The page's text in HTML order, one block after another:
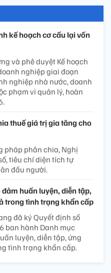
kế hoạch cơ cấu lại vốn
và phê duyệt Kế hoạch
nghiệp giai đoạn
nghiệp nhà nước, doanh
phạm vi quản lý, hoàn
thuế giá trị gia tăng cho
pháp phân chia, Nghị
tiêu chí diện tích tự
đầu người.
huấn luyện, diễn tập,
trong tình trạng khẩn cấp
đã ký Quyết định số
ban hành Danh mục
luyện, diễn tập, ứng
tình trạng khẩn cấp.